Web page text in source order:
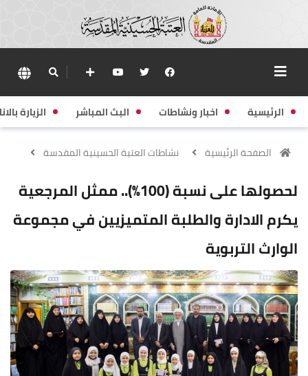
الرئيسية اخبار ونشاطات البث المباشر الزيارة
الصفحة الرئيسية نشاطات العتبة الحسينية المقدسة
لحصولها على نسبة (100%).. ممثل المرجعية
يكرم الادارة والطلبة المتميزيين في مجموعة
الوارث التربوية